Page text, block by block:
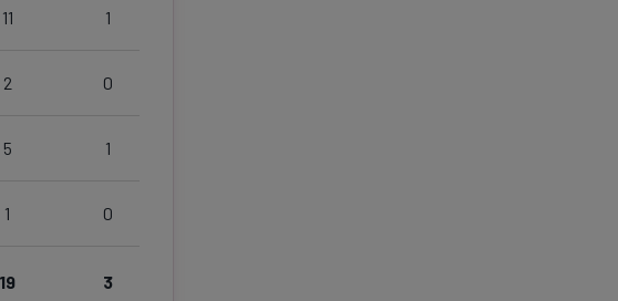
11 1
2 0
5 1
1 0
19 3